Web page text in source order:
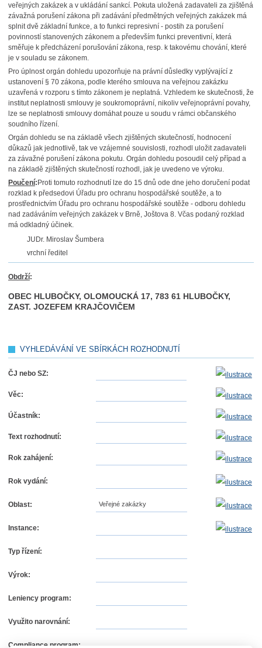
veřejných zakázek a v ukládání sankcí. Pokuta uložená zadavateli za zjištěná
závažná porušení zákona při zadávání předmětných veřejných zakázek má
splnit dvě základní funkce, a to funkci represivní - postih za porušení
povinností stanovených zákonem a především funkci preventivní, která
směřuje k předcházení porušování zákona, resp. k takovému chování, které
je v souladu se zákonem.
Pro úplnost orgán dohledu upozorňuje na právní důsledky vyplývající z
ustanovení § 70 zákona, podle kterého smlouva na veřejnou zakázku
uzavřená v rozporu s tímto zákonem je neplatná. Vzhledem ke skutečnosti, že
institut neplatnosti smlouvy je soukromoprávní, nikoliv veřejnoprávní povahy,
lze se neplatnosti smlouvy domáhat pouze u soudu v rámci občanského
soudního řízení.
Orgán dohledu se na základě všech zjištěných skutečností, hodnocení
důkazů jak jednotlivě, tak ve vzájemné souvislosti, rozhodl uložit zadavateli
za závažné porušení zákona pokutu. Orgán dohledu posoudil celý případ a
na základě zjištěných skutečností rozhodl, jak je uvedeno ve výroku.
Poučení: Proti tomuto rozhodnutí lze do 15 dnů ode dne jeho doručení podat
rozklad k předsedovi Úřadu pro ochranu hospodářské soutěže, a to
prostřednictvím Úřadu pro ochranu hospodářské soutěže - odboru dohledu
nad zadáváním veřejných zakázek v Brně, Joštova 8. Včas podaný rozklad
má odkladný účinek.
JUDr. Miroslav Šumbera
vrchní ředitel
Obdrží:
OBEC HLUBOČKY, OLOMOUCKÁ 17, 783 61 HLUBOČKY,
ZAST. JOZEFEM KRAJČOVIČEM
VYHLEDÁVÁNÍ VE SBÍRKÁCH ROZHODNUTÍ
ČJ nebo SZ:
Věc:
Účastník:
Text rozhodnutí:
Rok zahájení:
Rok vydání:
Oblast: Veřejné zakázky
Instance:
Typ řízení:
Výrok:
Leniency program:
Využito narovnání:
Compliance program: